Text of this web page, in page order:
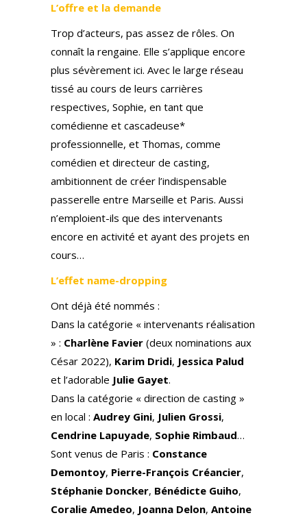
L’offre et la demande
Trop d’acteurs, pas assez de rôles. On
connaît la rengaine. Elle s’applique encore
plus sévèrement ici. Avec le large réseau
tissé au cours de leurs carrières
respectives, Sophie, en tant que
comédienne et cascadeuse*
professionnelle, et Thomas, comme
comédien et directeur de casting,
ambitionnent de créer l’indispensable
passerelle entre Marseille et Paris. Aussi
n’emploient-ils que des intervenants
encore en activité et ayant des projets en
cours…
L’effet name-dropping
Ont déjà été nommés :
Dans la catégorie « intervenants réalisation
» : Charlène Favier (deux nominations aux
César 2022), Karim Dridi, Jessica Palud
et l’adorable Julie Gayet.
Dans la catégorie « direction de casting »
en local : Audrey Gini, Julien Grossi,
Cendrine Lapuyade, Sophie Rimbaud…
Sont venus de Paris : Constance
Demontoy, Pierre-François Créancier,
Stéphanie Doncker, Bénédicte Guiho,
Coralie Amedeo, Joanna Delon, Antoine